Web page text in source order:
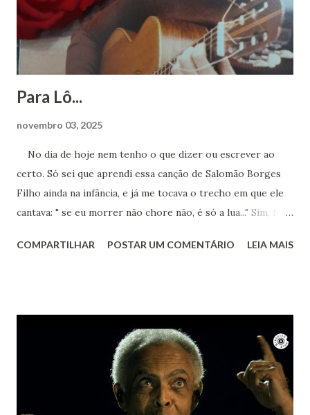
Para Lô...
novembro 03, 2025
No dia de hoje nem tenho o que dizer ou escrever ao
certo. Só sei que aprendi essa canção de Salomão Borges
Filho ainda na infância, e já me tocava o trecho em que ele
cantava: " se eu morrer não chore não, é só a lua..." Sim, foi a
obra. Achei este registro de 2023, num dia que essa música
Cabelo". Vai em paz Lô... Obrigada por tanto.
COMPARTILHAR POSTAR UM COMENTÁRIO LEIA MAIS